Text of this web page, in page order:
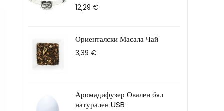
12,29 €
Ориенталски Масала Чай
3,39 €
Аромадифузер Овален бял
натурален USB